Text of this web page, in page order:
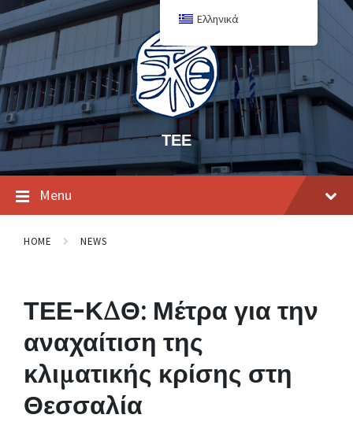
ΤΕΕ
Menu
HOME NEWS
ΤΕΕ-ΚΔΘ: Μέτρα για την
αναχαίτιση της
κλιματικής κρίσης στη
Θεσσαλία
Ελληνικά